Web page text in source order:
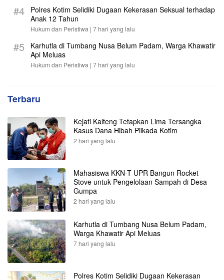
#4
Polres Kotim Selidiki Dugaan Kekerasan Seksual terhadap
Anak 12 Tahun
Hukum dan Peristiwa | 7 hari yang lalu
#5
Karhutla di Tumbang Nusa Belum Padam, Warga Khawatir
Api Meluas
Hukum dan Peristiwa | 7 hari yang lalu
Terbaru
Kejati Kalteng Tetapkan Lima Tersangka
Kasus Dana Hibah Pilkada Kotim
2 hari yang lalu
Mahasiswa KKN-T UPR Bangun Rocket
Stove untuk Pengelolaan Sampah di Desa
Gumpa
2 hari yang lalu
Karhutla di Tumbang Nusa Belum Padam,
Warga Khawatir Api Meluas
7 hari yang lalu
Polres Kotim Selidiki Dugaan Kekerasan